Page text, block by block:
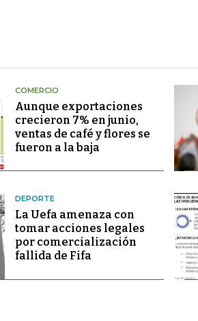
COMERCIO
Aunque exportaciones
crecieron 7% en junio,
ventas de café y flores se
fueron a la baja
DEPORTE
La Uefa amenaza con
tomar acciones legales
por comercialización
fallida de Fifa